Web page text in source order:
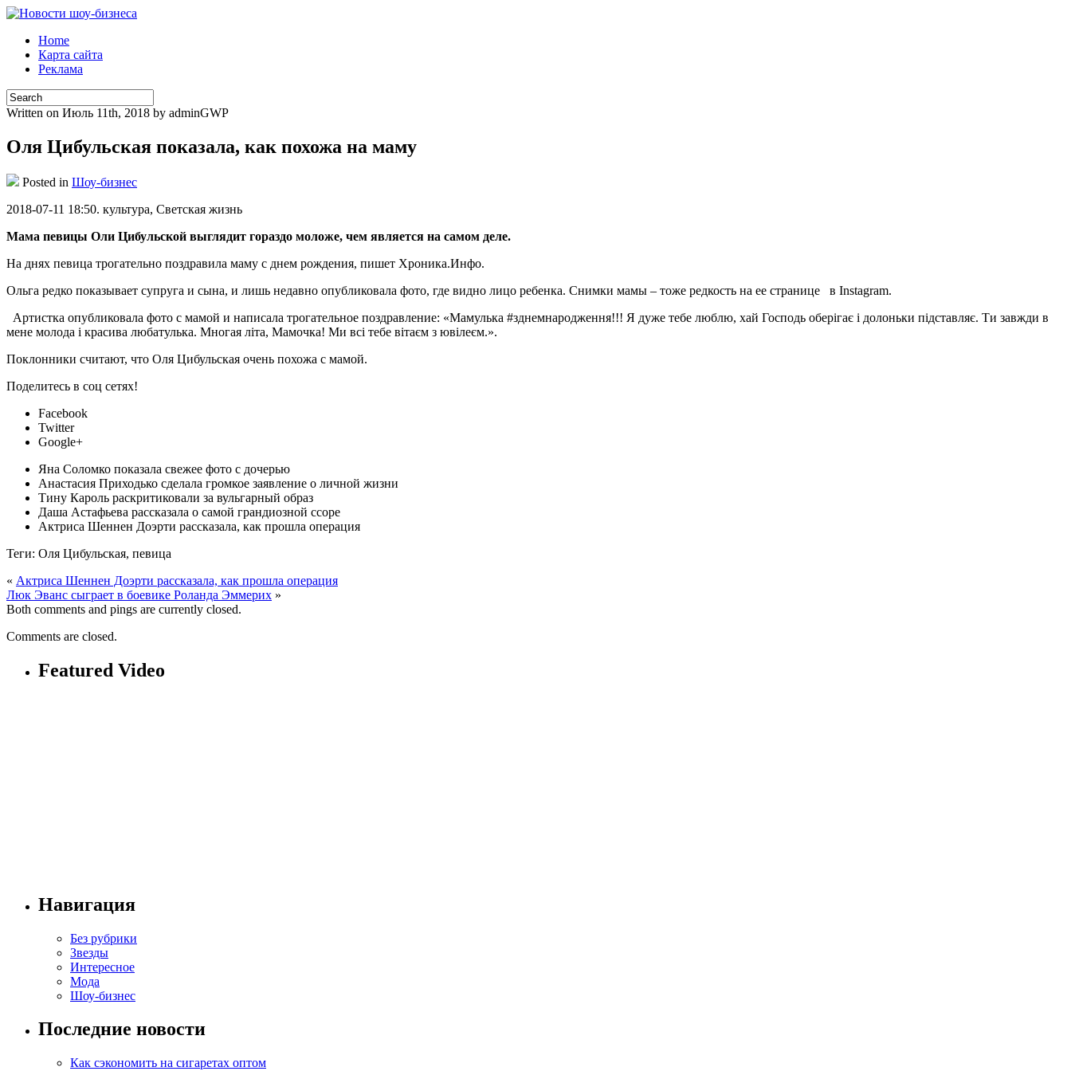
Home
Карта сайта
Реклама
Written on Июль 11th, 2018 by adminGWP
Оля Цибульская показала, как похожа на маму
Posted in Шоу-бизнес
2018-07-11 18:50. культурa, Свeтскaя жизнь
Мама певицы Оли Цибульской выглядит гораздо моложе, чем является на самом деле.
На днях певица трогательно поздравила маму с днем рождения, пишет Хроника.Инфо.
Ольга редко показывает супруга и сына, и лишь недавно опубликовала фото, где видно лицо ребенка. Снимки мамы – тоже редкость на ее странице в Instagram.
Артистка опубликовала фото с мамой и написала трогательное поздравление: «Мамулька #зднемнародження!!! Я дуже тебе люблю, хай Господь оберігає і долоньки підставляє. Ти завжди в
мене молода і красива любатулька.️ Многая літа, Мамочка! Ми всі тебе вітаєм з ювілеєм.».
Поклонники считают, что Оля Цибульская очень похожа с мамой.
Поделитесь в соц сетях!
Facebook
Twitter
Google+
Яна Соломко показала свежее фото с дочерью
Анастасия Приходько сделала громкое заявление о личной жизни
Тину Кароль раскритиковали за вульгарный образ
Даша Астафьева рассказала о самой грандиозной ссоре
Актриса Шеннен Доэрти рассказала, как прошла операция
Теги: Оля Цибульская, певица
« Актриса Шеннен Доэрти рассказала, как прошла операция
Люк Эванс сыграет в боевике Роланда Эммерих »
Both comments and pings are currently closed.
Comments are closed.
Featured Video
Навигация
Без рубрики
Звезды
Интересное
Мода
Шоу-бизнес
Последние новости
Как сэкономить на сигаретах оптом